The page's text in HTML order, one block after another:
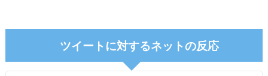
ツイートに対するネットの反応